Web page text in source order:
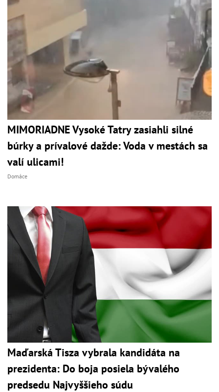
MIMORIADNE Vysoké Tatry zasiahli silné
búrky a prívalové dažde: Voda v mestách sa
valí ulicami!
Domáce
Maďarská Tisza vybrala kandidáta na
prezidenta: Do boja posiela bývalého
predsedu Najvyššieho súdu